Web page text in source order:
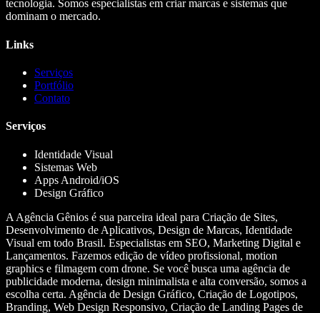
tecnologia. Somos especialistas em criar marcas e sistemas que
dominam o mercado.
Links
Serviços
Portfólio
Contato
Serviços
Identidade Visual
Sistemas Web
Apps Android/iOS
Design Gráfico
A Agência Gênios é sua parceira ideal para Criação de Sites,
Desenvolvimento de Aplicativos, Design de Marcas, Identidade
Visual em todo Brasil. Especialistas em SEO, Marketing Digital e
Lançamentos. Fazemos edição de vídeo profissional, motion
graphics e filmagem com drone. Se você busca uma agência de
publicidade moderna, design minimalista e alta conversão, somos a
escolha certa. Agência de Design Gráfico, Criação de Logotipos,
Branding, Web Design Responsivo, Criação de Landing Pages de